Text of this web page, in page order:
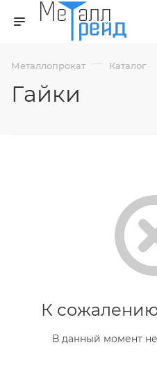
Металлопрокат — Каталог
Гайки
К
В данный момент